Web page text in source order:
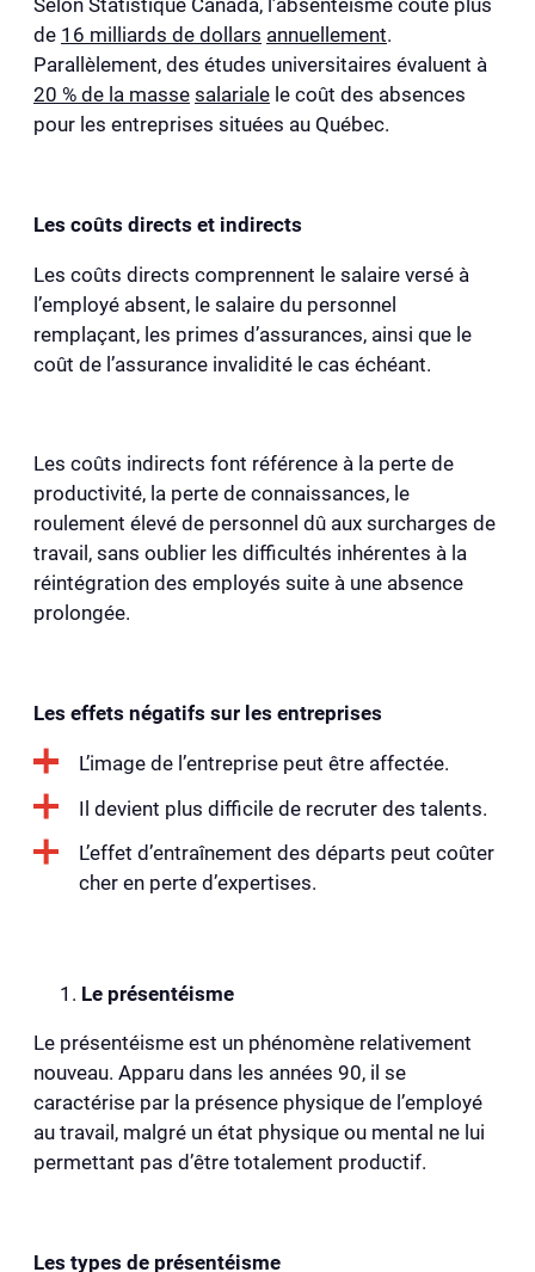
Selon Statistique Canada, l’absentéisme coûte plus
de 16 milliards de dollars annuellement.
Parallèlement, des études universitaires évaluent à
20 % de la masse salariale le coût des absences
pour les entreprises situées au Québec.
Les coûts directs et indirects
Les coûts directs comprennent le salaire versé à
l’employé absent, le salaire du personnel
remplaçant, les primes d’assurances, ainsi que le
coût de l’assurance invalidité le cas échéant.
Les coûts indirects font référence à la perte de
productivité, la perte de connaissances, le
roulement élevé de personnel dû aux surcharges de
travail, sans oublier les difficultés inhérentes à la
réintégration des employés suite à une absence
prolongée.
Les effets négatifs sur les entreprises
L’image de l’entreprise peut être affectée.
Il devient plus difficile de recruter des talents.
L’effet d’entraînement des départs peut coûter
cher en perte d’expertises.
Le présentéisme
Le présentéisme est un phénomène relativement
nouveau. Apparu dans les années 90, il se
caractérise par la présence physique de l’employé
au travail, malgré un état physique ou mental ne lui
permettant pas d’être totalement productif.
Les types de présentéisme